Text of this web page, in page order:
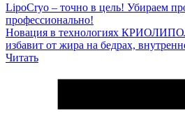
LipoCryo – точно в цель! Убираем
профессионально!
Новация в технологиях
избавит от жира на бедрах,
Читать